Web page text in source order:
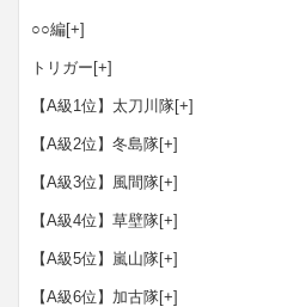
○○編[+]
トリガー [+]
【A級1位】太刀川隊[+]
【A級2位】冬島隊[+]
【A級3位】風間隊[+]
【A級4位】草壁隊[+]
【A級5位】嵐山隊[+]
【A級6位】加古隊[+]